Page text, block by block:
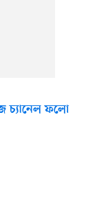
চ্যানেল ফলো